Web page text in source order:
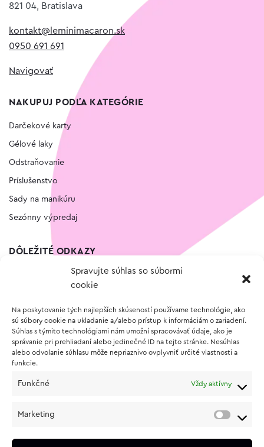
Spravujte súhlas so súbormi
cookie
Na poskytovanie tých najlepších skúseností používame technológie, ako
sú súbory cookie na ukladanie a/alebo prístup k informáciám o zariadení.
Súhlas s týmito technológiami nám umožní spracovávať údaje, ako je
správanie pri prehliadaní alebo jedinečné ID na tejto stránke. Nesúhlas
alebo odvolanie súhlasu môže nepriaznivo ovplyvniť určité vlastnosti a
funkcie.
Funkčné Vždy aktívny
Marketing
821 04, Bratislava
kontakt@leminimacaron.sk
0950 691 691
Navigovať
NAKUPUJ PODĽA KATEGÓRIE
Darčekové karty
Gélové laky
Odstraňovanie
Príslušenstvo
Sady na manikúru
Sezónny výpredaj
DÔLEŽITÉ ODKAZY
Vernostný program
O NÁKUPE
Vrátenie a reklamácia tovaru